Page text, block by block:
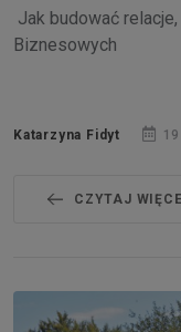
Jak budować
Biznesowych
Katarzyna Fidyt
CZYTAJ